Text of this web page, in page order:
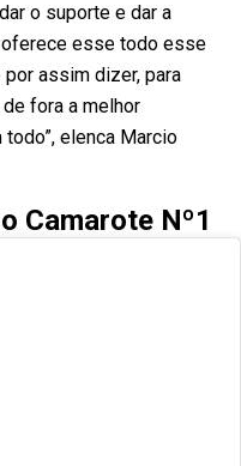
o suporte e dar a
esse todo esse
assim dizer, para
fora a melhor
elenca Marcio
Camarote Nº1